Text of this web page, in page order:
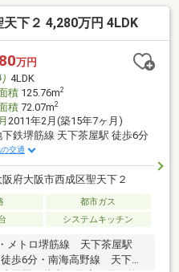
下２ 4,280万円 4LDK
万円
4LDK
積125.76m2
積72.07m2
2011年2月(築15年7ヶ月)
下鉄堺筋線 天下茶屋駅 徒歩6分
交通
阪府大阪市西成区聖天下２
都市ガス
システムキッチン
トロ堺筋線 天下茶屋駅
歩6分・南海高野線 天下茶